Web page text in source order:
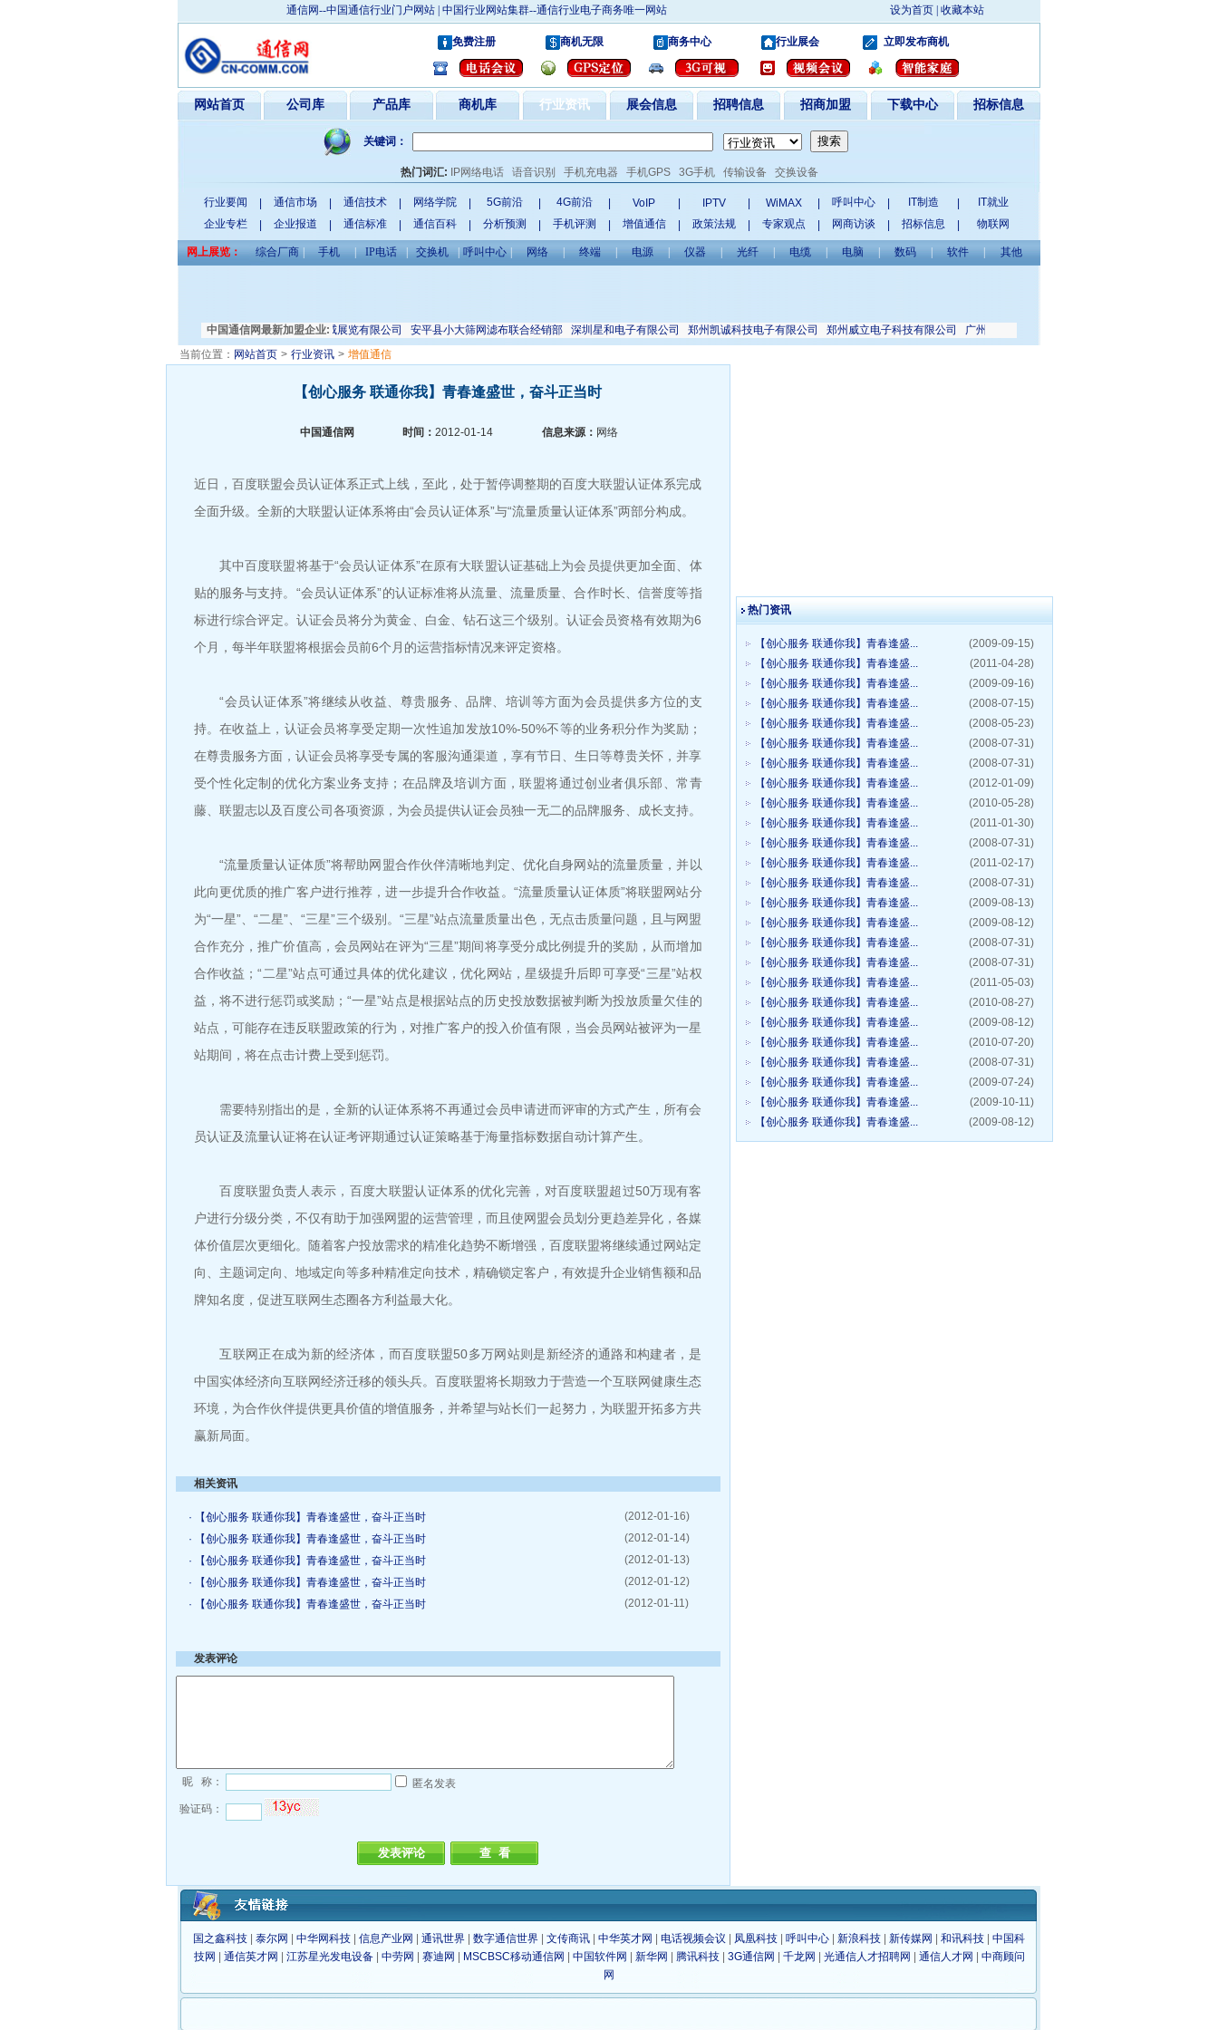
通信网--中国通信行业门户网站 | 中国行业网站集群--通信行业电子商务唯一网站 设为首页 收藏本站
免费注册 商机无限 商务中心 行业展会 立即发布商机
网站首页 公司库 产品库 商机库 行业资讯 展会信息 招聘信息 招商加盟 下载中心 招标信息
关键词：
热门词汇: IP网络电话 语音识别 手机充电器 手机GPS 3G手机 传输设备 交换设备
行业要闻 通信市场 通信技术 网络学院 5G前沿 4G前沿 VoIP IPTV WiMAX 呼叫中心 IT制造
IT就业
企业专栏
企业报道 通信标准 通信百科 分析预测 手机评测 增值通信 政策法规 专家观点 网商访谈 招标信息 物联网
网上展览： 综合厂商 | 手机 | IP电话 | 交换机 | 呼叫中心 | 网络 | 终端 | 电源 | 仪器 | 光纤 | 电缆 | 电脑 | 数码 | 软件 | 其他
中国通信网最新加盟企业:
大连瑞恒电力电气有限公司 天津振威展览有限公司 安平县小大筛网滤布联合经销部 深圳星和电子有限公司 郑州凯诚科技电子有限公司 郑州威立电子科技有限公司 广州市宇通电源科技有限公司
当前位置： 网站首页 > 行业资讯 > 增值通信
【创心服务 联通你我】青春逢盛世，奋斗正当时
中国通信网 时间： 2012-01-14 信息来源： 网络
近日，百度联盟会员认证体系正式上线，至此，处于暂停调整期的百度大联盟认证体系完成
全面升级。全新的大联盟认证体系将由“会员认证体系”与“流量质量认证体系”两部分构成。
其中百度联盟将基于“会员认证体系”在原有大联盟认证基础上为会员提供更加全面、体
贴的服务与支持。“会员认证体系”的认证标准将从流量、流量质量、合作时长、信誉度等指
标进行综合评定。认证会员将分为黄金、白金、钻石这三个级别。认证会员资格有效期为6
个月，每半年联盟将根据会员前6个月的运营指标情况来评定资格。
“会员认证体系”将继续从收益、尊贵服务、品牌、培训等方面为会员提供多方位的支
持。在收益上，认证会员将享受定期一次性追加发放10%-50%不等的业务积分作为奖励；
在尊贵服务方面，认证会员将享受专属的客服沟通渠道，享有节日、生日等尊贵关怀，并享
受个性化定制的优化方案业务支持；在品牌及培训方面，联盟将通过创业者俱乐部、常青
藤、联盟志以及百度公司各项资源，为会员提供认证会员独一无二的品牌服务、成长支持。
“流量质量认证体质”将帮助网盟合作伙伴清晰地判定、优化自身网站的流量质量，并以
此向更优质的推广客户进行推荐，进一步提升合作收益。“流量质量认证体质”将联盟网站分
为“一星”、“二星”、“三星”三个级别。“三星”站点流量质量出色，无点击质量问题，且与网盟
合作充分，推广价值高，会员网站在评为“三星”期间将享受分成比例提升的奖励，从而增加
合作收益；“二星”站点可通过具体的优化建议，优化网站，星级提升后即可享受“三星”站权
益，将不进行惩罚或奖励；“一星”站点是根据站点的历史投放数据被判断为投放质量欠佳的
站点，可能存在违反联盟政策的行为，对推广客户的投入价值有限，当会员网站被评为一星
站期间，将在点击计费上受到惩罚。
需要特别指出的是，全新的认证体系将不再通过会员申请进而评审的方式产生，所有会
员认证及流量认证将在认证考评期通过认证策略基于海量指标数据自动计算产生。
百度联盟负责人表示，百度大联盟认证体系的优化完善，对百度联盟超过50万现有客
户进行分级分类，不仅有助于加强网盟的运营管理，而且使网盟会员划分更趋差异化，各媒
体价值层次更细化。随着客户投放需求的精准化趋势不断增强，百度联盟将继续通过网站定
向、主题词定向、地域定向等多种精准定向技术，精确锁定客户，有效提升企业销售额和品
牌知名度，促进互联网生态圈各方利益最大化。
互联网正在成为新的经济体，而百度联盟50多万网站则是新经济的通路和构建者，是
中国实体经济向互联网经济迁移的领头兵。百度联盟将长期致力于营造一个互联网健康生态
环境，为合作伙伴提供更具价值的增值服务，并希望与站长们一起努力，为联盟开拓多方共
赢新局面。
相关资讯
· 【创心服务 联通你我】青春逢盛世，奋斗正当时
(2012-01-16)
· 【创心服务 联通你我】青春逢盛世，奋斗正当时
(2012-01-14)
· 【创心服务 联通你我】青春逢盛世，奋斗正当时
(2012-01-13)
· 【创心服务 联通你我】青春逢盛世，奋斗正当时
(2012-01-12)
· 【创心服务 联通你我】青春逢盛世，奋斗正当时
(2012-01-11)
发表评论
昵 称：
匿名发表
验证码：
热门资讯
【创心服务 联通你我】青春逢盛...
(2009-09-15)
【创心服务 联通你我】青春逢盛...
(2011-04-28)
【创心服务 联通你我】青春逢盛...
(2009-09-16)
【创心服务 联通你我】青春逢盛...
(2008-07-15)
【创心服务 联通你我】青春逢盛...
(2008-05-23)
【创心服务 联通你我】青春逢盛...
(2008-07-31)
【创心服务 联通你我】青春逢盛...
(2008-07-31)
【创心服务 联通你我】青春逢盛...
(2012-01-09)
【创心服务 联通你我】青春逢盛...
(2010-05-28)
【创心服务 联通你我】青春逢盛...
(2011-01-30)
【创心服务 联通你我】青春逢盛...
(2008-07-31)
【创心服务 联通你我】青春逢盛...
(2011-02-17)
【创心服务 联通你我】青春逢盛...
(2008-07-31)
【创心服务 联通你我】青春逢盛...
(2009-08-13)
【创心服务 联通你我】青春逢盛...
(2009-08-12)
【创心服务 联通你我】青春逢盛...
(2008-07-31)
【创心服务 联通你我】青春逢盛...
(2008-07-31)
【创心服务 联通你我】青春逢盛...
(2011-05-03)
【创心服务 联通你我】青春逢盛...
(2010-08-27)
【创心服务 联通你我】青春逢盛...
(2009-08-12)
【创心服务 联通你我】青春逢盛...
(2010-07-20)
【创心服务 联通你我】青春逢盛...
(2008-07-31)
【创心服务 联通你我】青春逢盛...
(2009-07-24)
【创心服务 联通你我】青春逢盛...
(2009-10-11)
【创心服务 联通你我】青春逢盛...
(2009-08-12)
国之鑫科技 泰尔网 中华网科技 信息产业网 通讯世界 数字通信世界 文传商讯 中华英才网 电话视频会议 凤凰科技 呼叫中心 新浪科技 新传媒网 和讯科技
中国科
技网
通信英才网 江苏星光发电设备| 中劳网 赛迪网 MSCBSC移动通信网 中国软件网 新华网 腾讯科技| 3G通信网 千龙网 光通信人才招聘网 通信人才网
中商顾问
网